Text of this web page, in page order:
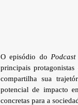
O episódio do
principais
compartilha sua
potencial de impacto
concretas para a